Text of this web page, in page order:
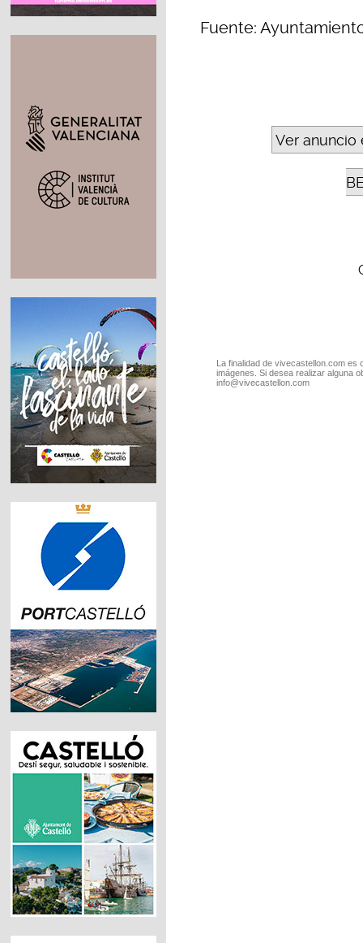
Fuente:
Ver anuncio
La finalidad de vivecastellon.com
imágenes. Si desea realizar alguna
info@vivecastellon.com